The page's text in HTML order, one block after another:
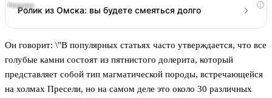
i
Ролик из Омска: вы будете смеяться долго
Он говорит: \"В популярных статьях часто утверждается, что все
голубые камни состоят из пятнистого долерита, который
представляет собой тип магматической породы, встречающейся
на холмах Пресели, но на самом деле это около 30 различных